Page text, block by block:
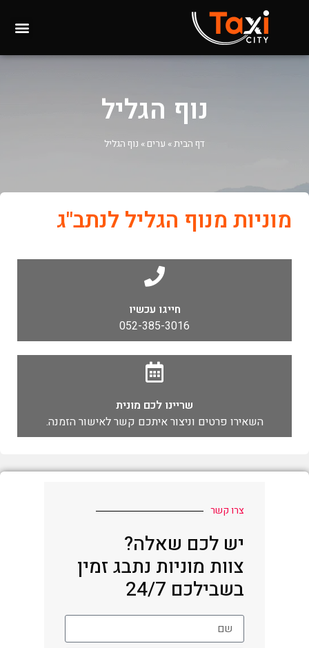
נוף הגליל
דף הבית» ערים » נוף הגליל
מוניות מנוף הגליל לנתב"ג
חייגו עכשיו
052-385-3016
שריינו לכם מונית
השאירו פרטים וניצור איתכם קשר לאישור הזמנה.
צרו קשר
יש לכם שאלה?
צוות מוניות נתבג זמין
בשבילכם 24/7